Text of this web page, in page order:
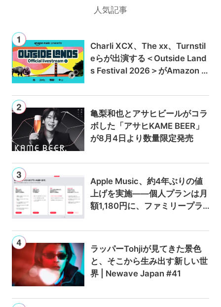
人気記事
Charli XCX、The xx、Turnstil
eらが出演する＜Outside Land
s Festival 2026＞がAmazon M
ブ配信
亀梨和也とアサヒビールがコラ
ボした「アサヒKAME BEER」
が8月4日より数量限定発売
Apple Music、約4年ぶりの値
上げを実施——個人プランは月
額1,180円に、ファミリープラ
ラッパーTohjiが見てきた景色
と、そこから生み出す新しい世
界 | Newave Japan #41